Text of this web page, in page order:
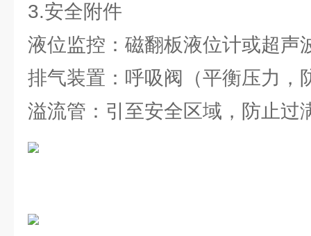
3.安全附件
液位监控：磁翻板液位计或超声
排气装置：呼吸阀（平衡压力，
溢流管：引至安全区域，防止过